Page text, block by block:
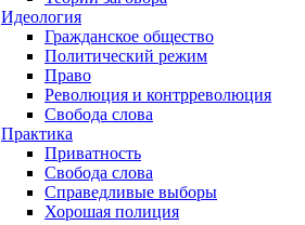
Идеология
Гражданское общество
Политический режим
Право
Революция и контрреволюция
Свобода слова
Практика
Приватность
Свобода слова
Справедливые выборы
Хорошая полиция